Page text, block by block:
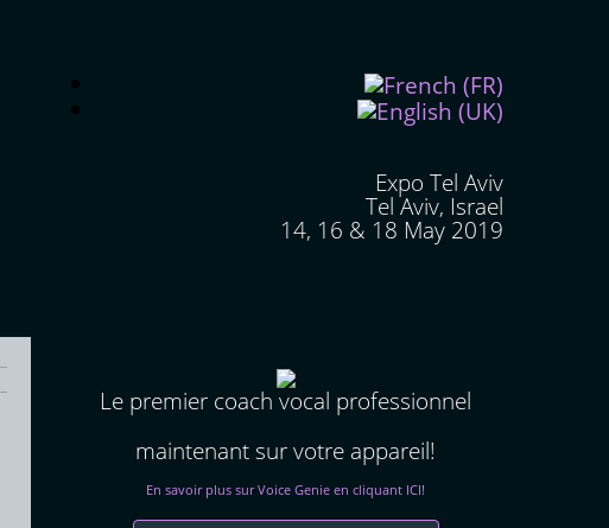
Expo Tel Aviv
Tel Aviv, Israel
14, 16 & 18 May 2019
Le premier coach vocal professionnel
maintenant sur votre appareil!
En savoir plus sur Voice Genie en cliquant ICI!